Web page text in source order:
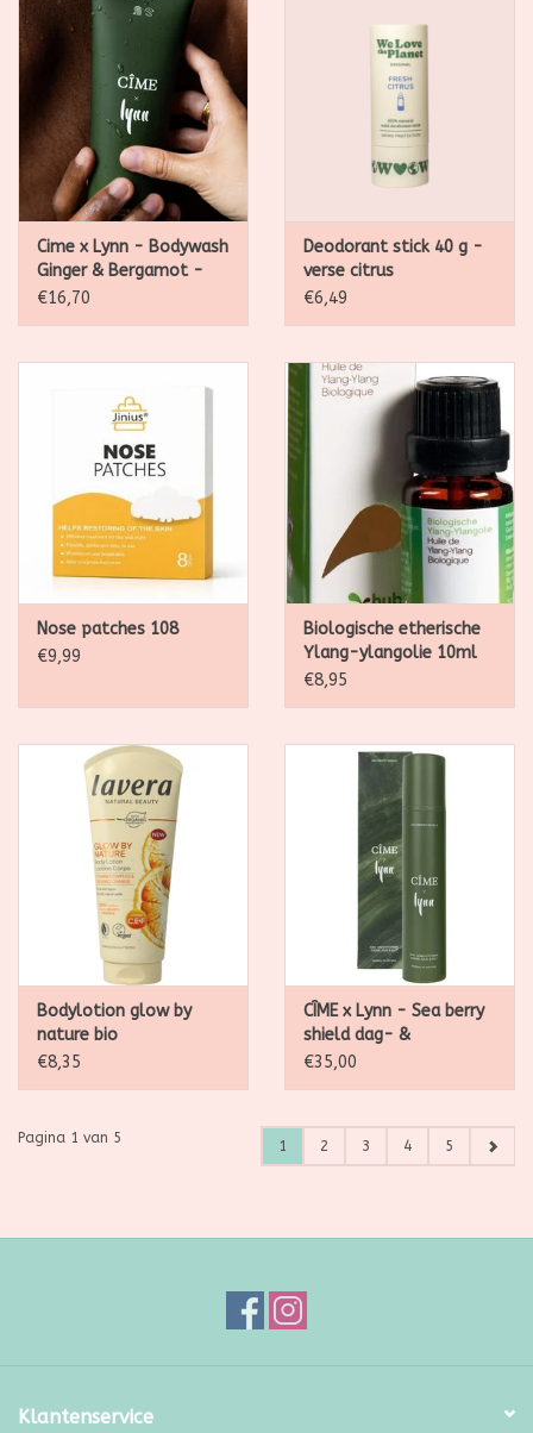
Cime x Lynn - Bodywash
Ginger & Bergamot -
325ml
€16,70
Deodorant stick 40 g -
verse citrus
€6,49
Nose patches 108
€9,99
Biologische etherische
Ylang-ylangolie 10ml
€8,95
Bodylotion glow by
nature bio
€8,35
CÎME x Lynn - Sea berry
shield dag- &
nachtcrème 50ml
€35,00
Pagina 1 van 5 1 2 3 4 5
Klantenservice